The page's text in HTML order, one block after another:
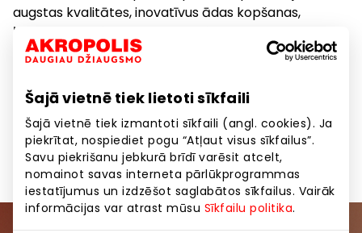
Šajā vietnē tiek lietoti sīkfaili
Šajā vietnē tiek izmantoti sīkfaili (angl. cookies). Ja
piekrītat, nospiediet pogu “Atļaut visus sīkfailus”.
Savu piekrišanu jebkurā brīdī varēsit atcelt,
nomainot savas interneta pārlūkprogrammas
iestatījumus un izdzēšot saglabātos sīkfailus. Vairāk
informācijas var atrast mūsu Sīkfailu politika.
augstas kvalitātes, inovatīvus ādas kopšanas,
ķermeņa kopšanas, matu kopšanas un dekoratīvās
kosmētikas līdzekļus, kas izgatavoti no dabīgām,
pasaules.
Kosmētika, zāles Preces